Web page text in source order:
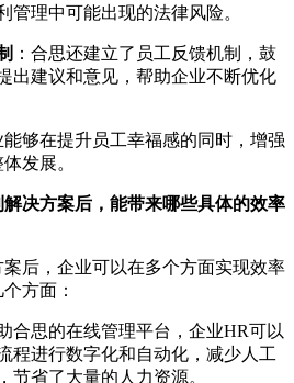
管理中可能出现的法律风险。
：合思还建立了员工反馈机制，鼓
出建议和意见，帮助企业不断优化
够在提升员工幸福感的同时，增强
发展。
决方案后，能带来哪些具体的效率
后，企业可以在多个方面实现效率
方面：
合思的在线管理平台，企业HR可以
程进行数字化和自动化，减少人工
节省了大量的人力资源。